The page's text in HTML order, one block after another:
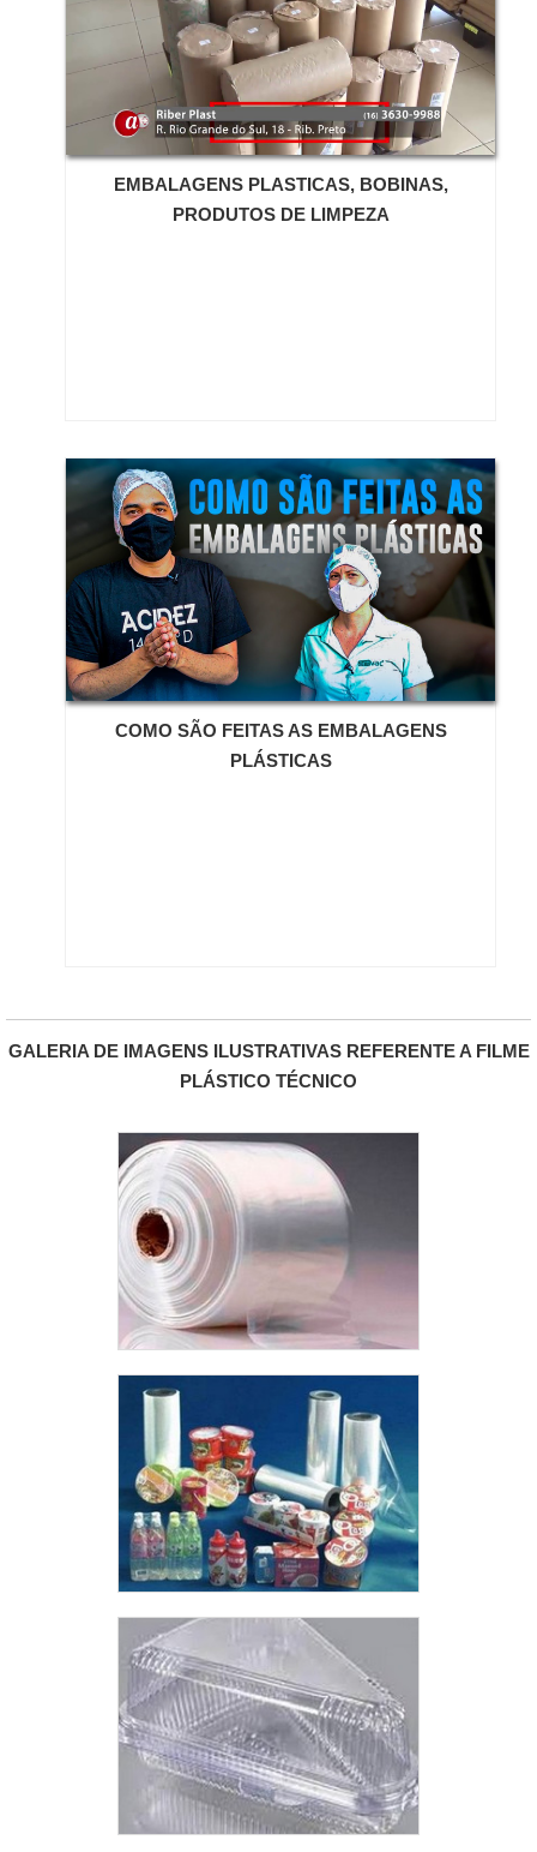
através de funcionários especializados e cuidadosos,
que entendem a necessidade de cada cliente.
Também foram investidos valores consideráveis em
instalações de qualidade, aumentando a eficiência da
marca.A Brasil Plast é uma empresa que tem feito a
diferença no mercado por toda seriedade e qualidade,
o que garante o sucesso dos clientes de ponta a
proteção do produto, outra importante característica é
que o produto não produz farelo, pó, ou outro tipo de
resíduo.Conheça a melhor empresa do mercadoAlém
da qualidade da Embalagem de preenchimento, o
produto da Eco-fill possui alguns diferenciais em
relação aos encontrados no mercado, como por
exemplo, o processo de industrialização
da Embalagem de preenchimento não emite nenhum
tipo de poluente que pode contaminar o meio
EMBALAGENS PLASTICAS, BOBINAS,
PRODUTOS DE LIMPEZA
COMO SÃO FEITAS AS EMBALAGENS
PLÁSTICAS
GALERIA DE IMAGENS ILUSTRATIVAS REFERENTE A FILME
PLÁSTICO TÉCNICO